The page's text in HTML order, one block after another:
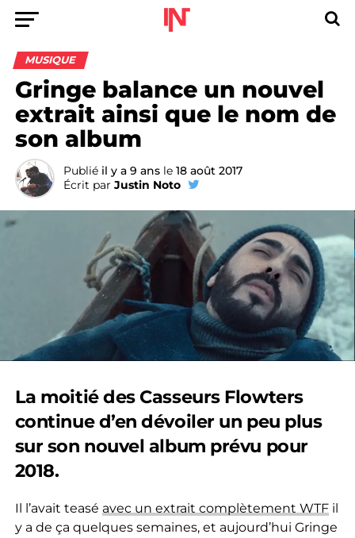
MUSIQUE
Gringe balance un nouvel
extrait ainsi que le nom de
son album
Publié il y a 9 ans le 18 août 2017
Écrit par Justin Noto
La moitié des Casseurs Flowters
continue d’en dévoiler un peu plus
sur son nouvel album prévu pour
2018.
Il l’avait teasé avec un extrait complètement WTFil
y a de ça quelques semaines, et aujourd’hui Gringe